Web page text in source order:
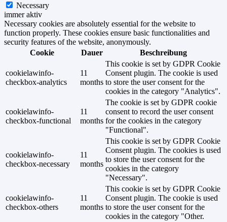
Necessary
immer aktiv
Necessary cookies are absolutely essential for the website to
function properly. These cookies ensure basic functionalities and
security features of the website, anonymously.
Cookie
Dauer Beschreibung
cookielawinfo-
checkbox-analytics
11
months
This cookie is set by GDPR Cookie
Consent plugin. The cookie is used
to store the user consent for the
cookies in the category "Analytics".
cookielawinfo-
checkbox-functional
11
months
The cookie is set by GDPR cookie
consent to record the user consent
for the cookies in the category
"Functional".
cookielawinfo-
checkbox-necessary
11
months
This cookie is set by GDPR Cookie
Consent plugin. The cookies is used
to store the user consent for the
cookies in the category
"Necessary".
cookielawinfo-
checkbox-others
11
months
This cookie is set by GDPR Cookie
Consent plugin. The cookie is used
to store the user consent for the
cookies in the category "Other.